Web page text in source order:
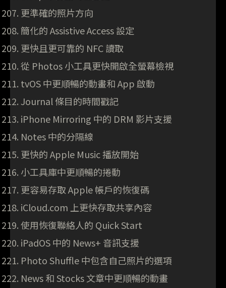
更準確的照片方向
簡化的 Assistive Access 設定
更快且更可靠的 NFC 讀取
從 Photos 小工具更快開啟全螢幕檢視
tvOS 中更順暢的動畫和 App 啟動
Journal 條目的時間戳記
iPhone Mirroring 中的 DRM 影片支援
Notes 中的分隔線
更快的 Apple Music 播放開始
小工具庫中更順暢的捲動
更容易存取 Apple 帳戶的恢復碼
iCloud.com 上更快存取共享內容
使用恢復聯絡人的 Quick Start
iPadOS 中的 News+ 音訊支援
Photo Shuffle 中包含自己照片的選項
News 和 Stocks 文章中更順暢的動畫